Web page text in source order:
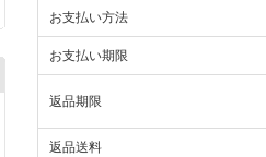
お支払い方法
お支払い期限
返品期限
返品送料